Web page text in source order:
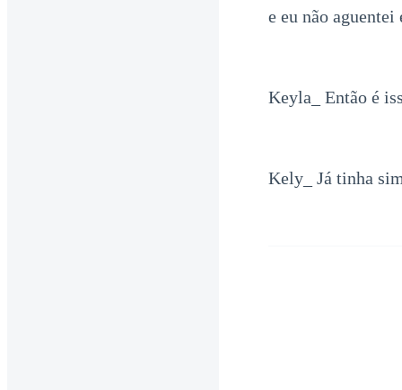
e eu não
Keyla_ Então é
Kely_ Já tinha